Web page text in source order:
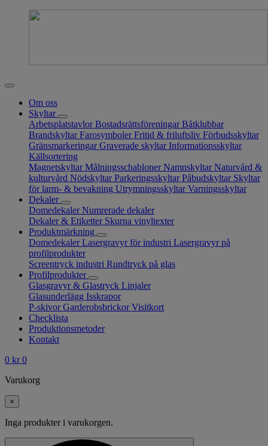
Om oss
Skyltar
Arbetsplatstavlor Bostadsrättsföreningar Båtklubbar
Brandskyltar Farosymboler Fritid & friluftsliv Förbudsskyltar
Gränsmarkeringar Graverade skyltar Informationsskyltar
Källsortering
Magnetskyltar Målningsschabloner Namnskyltar Naturvård &
kulturvård Nödskyltar Parkeringsskyltar Påbudskyltar Skyltar
för larm- & bevakning Utrymningsskyltar Varningsskyltar
Dekaler
Domedekaler Numrerade dekaler
Dekaler & Etiketter Skurna vinyltexter
Produktmärkning
Domedekaler Lasergravyr för industri Lasergravyr på
profilprodukter
Screentryck industri Rundtryck på glas
Profilprodukter
Glasgravyr & Glastryck Linjaler
Glasunderlägg Isskrapor
P-skivor Garderobsbrickor Visitkort
Checklista
Produktionsmetoder
Kontakt
0 kr 0
Varukorg
×
Inga produkter i varukorgen.